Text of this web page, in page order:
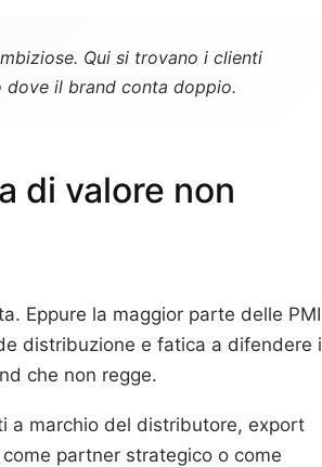
Qui si trovano i clienti
dove il brand conta doppio.
di valore non
Eppure la maggior parte delle PMI
distribuzione e fatica a difendere i
che non regge.
a marchio del distributore, export
partner strategico o come